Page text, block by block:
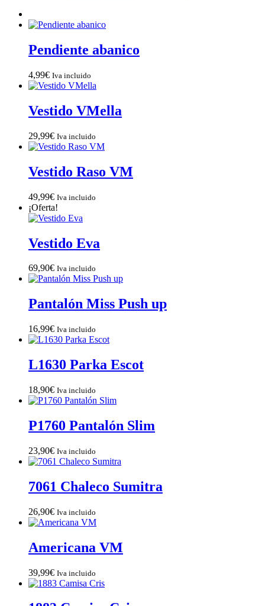
Pendiente abanico
4,99€ Iva incluido
Vestido VMella
29,99€ Iva incluido
Vestido Raso VM
49,99€ Iva incluido
¡Oferta!
Vestido Eva
69,90€ Iva incluido
Pantalón Miss Push up
16,99€ Iva incluido
L1630 Parka Escot
18,90€ Iva incluido
P1760 Pantalón Slim
23,90€ Iva incluido
7061 Chaleco Sumitra
26,90€ Iva incluido
Americana VM
39,99€ Iva incluido